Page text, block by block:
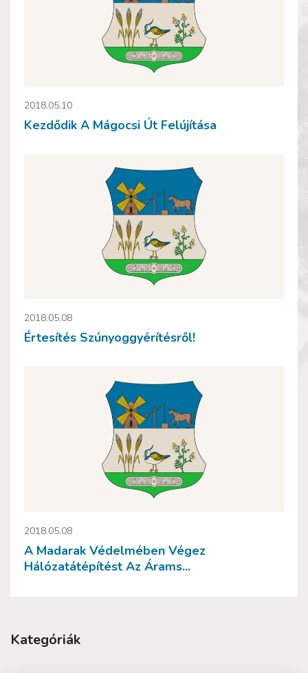
2018.05.10
Kezdődik A Mágocsi Út Felújítása
2018.05.08
Értesítés Szúnyoggyérítésről!
2018.05.08
A Madarak Védelmében Végez
Hálózatátépítést Az Árams...
Kategóriák